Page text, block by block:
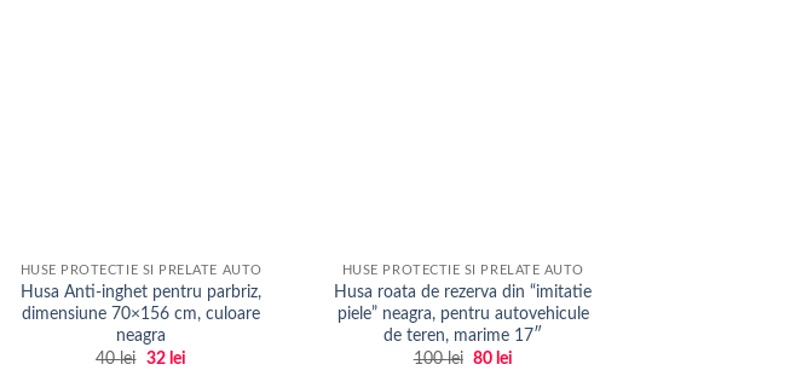
HUSE PROTECTIE SI PRELATE AUTO
Husa Anti-inghet pentru parbriz,
dimensiune 70×156 cm, culoare
neagra
40lei Prețul
32 leiPrețul
HUSE PROTECTIE SI PRELATE AUTO
Husa roata de rezerva din “imitatie
piele” neagra, pentru autovehicule
de teren, marime 17″
100lei Prețul
80 lei